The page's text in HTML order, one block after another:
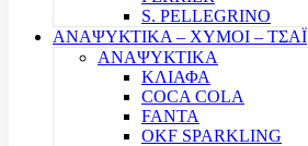
S. PELLEGRINO
ΑΝΑΨΥΚΤΙΚΑ – ΧΥΜΟΙ – ΤΣΑΪ
ΑΝΑΨΥΚΤΙΚΑ
ΚΛΙΑΦΑ
COCA COLA
FANTA
OKF SPARKLING